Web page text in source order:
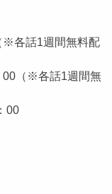
各話1週間無料配
（※各話1週間無
00